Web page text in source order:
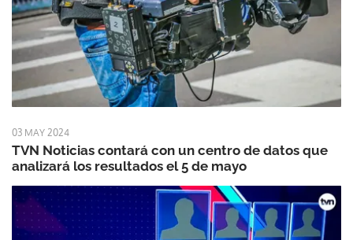
03 MAY 2024
TVN Noticias contará con un centro de datos que
analizará los resultados el 5 de mayo